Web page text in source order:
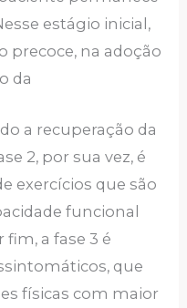
estágio inicial,
precoce, na adoção
da
a recuperação da
2, por sua vez, é
exercícios que são
funcional
a fase 3 é
que
físicas com maior